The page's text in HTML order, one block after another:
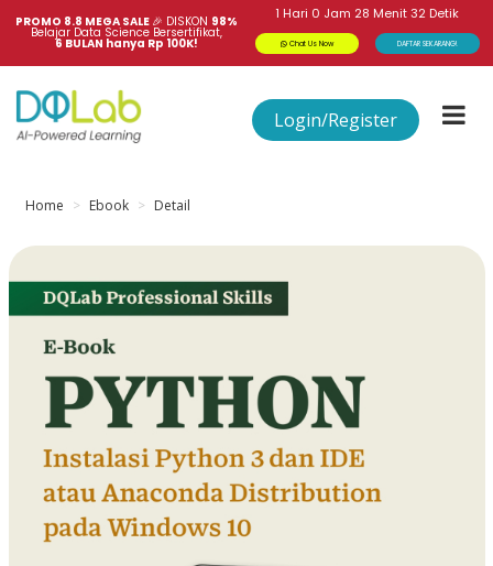
PROMO 8.8 MEGA SALE 🎉 DISKON 98%
Belajar Data Science Bersertifikat,
6 BULAN hanya Rp 100K!
1 Hari0 Jam28 Menit31Detik
Chat Us Now DAFTAR SEKARANG!
Login/Register
Home Ebook Detail